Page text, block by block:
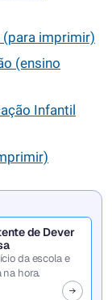
(para imprimir)
(ensino
Infantil
de Dever
da escola e
hora.